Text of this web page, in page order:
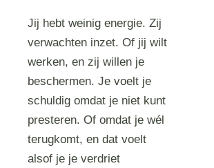
Jij hebt weinig energie. Zij
verwachten inzet. Of jij wilt
werken, en zij willen je
beschermen. Je voelt je
schuldig omdat je niet kunt
presteren. Of omdat je wél
terugkomt, en dat voelt
alsof je je verdriet